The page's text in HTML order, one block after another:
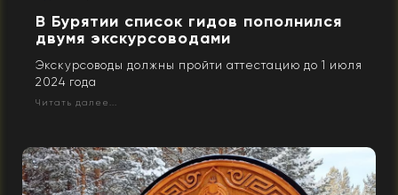
В Бурятии список гидов пополнился
двумя экскурсоводами
Экскурсоводы должны пройти аттестацию до 1 июля
2024 года
Читать далее...